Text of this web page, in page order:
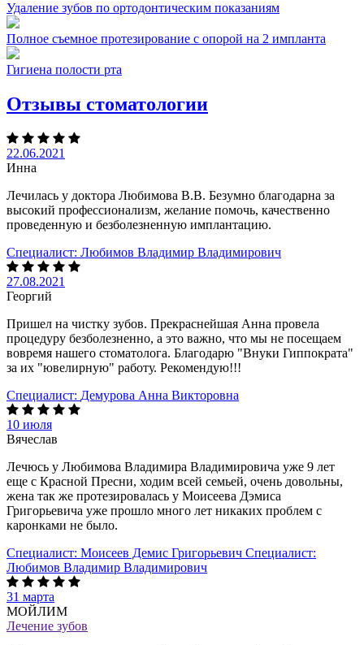
Удаление зубов по ортодонтическим показаниям
Полное съемное протезирование с опорой на 2 импланта
Гигиена полости рта
Отзывы стоматологии
22.06.2021
Инна
Лечилась у доктора Любимова В.В. Безумно благодарна за
высокий профессионализм, желание помочь, качественно
проведенную и безболезненную имплантацию.
Специалист: Любимов Владимир Владимирович
27.08.2021
Георгий
Пришел на чистку зубов. Прекраснейшая Анна провела
процедуру безболезненно, а это важно, что мы не посещаем
вовремя нашего стоматолога. Благодарю "Внуки Гиппократа"
за их "ювелирную" работу. Рекомендую!!!
Специалист: Демурова Анна Викторовна
10 июля
Вячеслав
Лечюсь у Любимова Владимира Владимировича уже 9 лет
еще с Красной Пресни, ходим всей семьей, очень довольны,
жена так же протезировалась у Моисеева Дэмиса
Григорьевича уже прошло много лет никаких проблем с
каронками не было.
Специалист: Моисеев Демис Григорьевич Специалист:
Любимов Владимир Владимирович
31 марта
МОЙЛИМ
Лечение зубов